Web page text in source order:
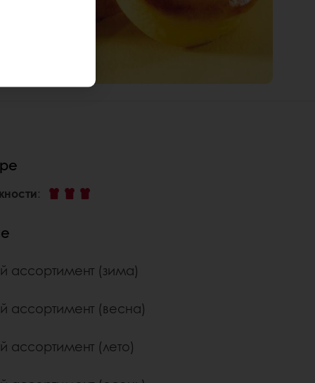
:
ассортимент (зима)
ассортимент (весна)
ассортимент (лето)